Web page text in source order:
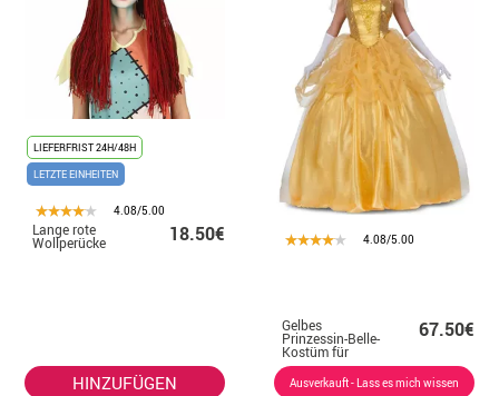
LIEFERFRIST 24H/48H
LETZTE EINHEITEN
4.08/5.00
Lange rote
Wollperücke 18.50€
HINZUFÜGEN
4.08/5.00
Gelbes
Prinzessin-Belle-
Kostüm für
Damen
67.50€
Ausverkauft - Lass es mich wissen